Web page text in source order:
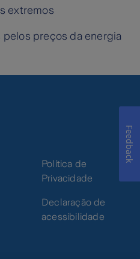
extremos
preços da energia
Política de
Privacidade
Declaração de
acessibilidade
Feedback